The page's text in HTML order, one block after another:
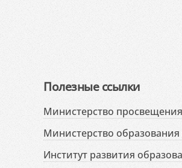
Полезные ссылки
Министерство
Министерство
Институт развития